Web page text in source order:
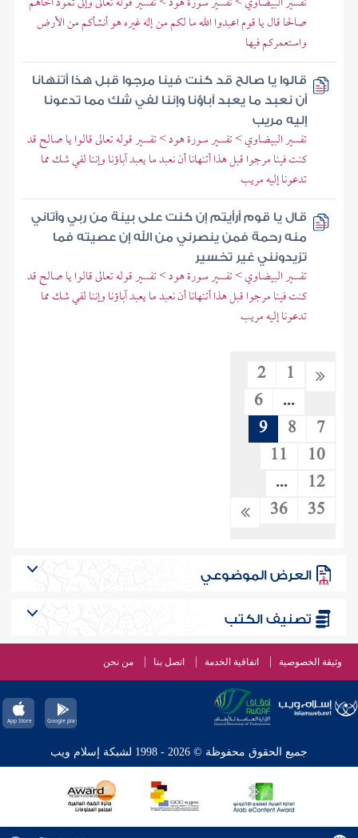
صالحا قال يا قوم اعبدوا الله ما لكم من إله غيره هو أنشأكم من الأرض
واستعمركم فيها
قالوا يا صالح قد كنت فينا مرجوا قبل هذا أتنهانا
أن نعبد ما يعبد آباؤنا وإننا لفي شك مما تدعونا
إليه مريب
تفسير البيضاوي > تفسير سورة هود > تفسير قوله تعالى قالوا يا صالح قد
كنت فينا مرجوا قبل هذا أتنهانا أن نعبد ما يعبد آباؤنا وإننا لفي شك مما
تدعونا إليه مريب
قال يا قوم أرأيتم إن كنت على بينة من ربي وآتاني
منه رحمة فمن ينصرني من الله إن عصيته فما
تزيدونني غير تخسير
تفسير البيضاوي > تفسير سورة هود > تفسير قوله تعالى قالوا يا صالح قد
كنت فينا مرجوا قبل هذا أتنهانا أن نعبد ما يعبد آباؤنا وإننا لفي شك مما
تدعونا إليه مريب
1
2
...
6
7
8
9
10
11
12
...
35
36
العرض الموضوعي
تصنيف الكتب
وثيقة الخصوصية اتفاقية الخدمة اتصل بنا من نحن
جميع الحقوق محفوظة © 2026 - 1998 لشبكة إسلام ويب